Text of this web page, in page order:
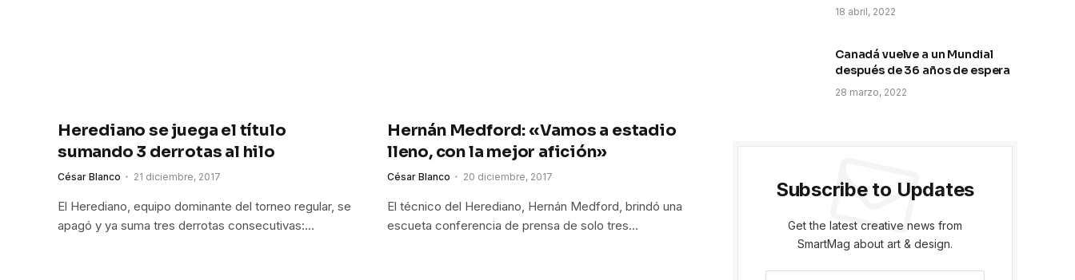
Herediano se juega el título
sumando 3 derrotas al hilo
César Blanco 21 diciembre, 2017
El Herediano, equipo dominante del torneo regular, se
apagó y ya suma tres derrotas consecutivas:…
Hernán Medford: «Vamos a estadio
lleno, con la mejor afición»
César Blanco 20 diciembre, 2017
El técnico del Herediano, Hernán Medford, brindó una
escueta conferencia de prensa de solo tres…
18 abril, 2022
Canadá vuelve a un Mundial
después de 36 años de espera
28 marzo, 2022
Subscribe to Updates
Get the latest creative news from
SmartMag about art & design.